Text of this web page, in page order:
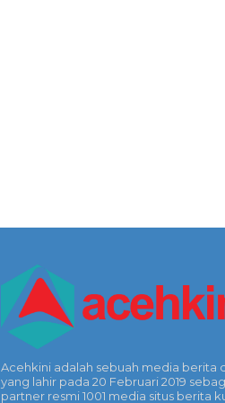
Acehkini adalah sebuah media berita
yang lahir pada 20 Februari 2019
partner resmi 1001 media situs berita